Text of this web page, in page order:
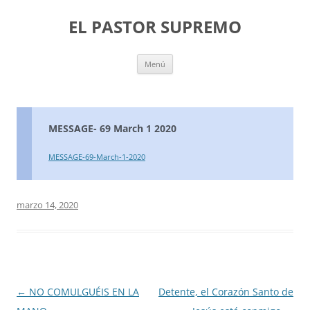
EL PASTOR SUPREMO
Menú
MESSAGE- 69 March 1 2020
MESSAGE-69-March-1-2020
marzo 14, 2020
Navegación
← NO COMULGUÉIS EN LA
Detente, el Corazón Santo de